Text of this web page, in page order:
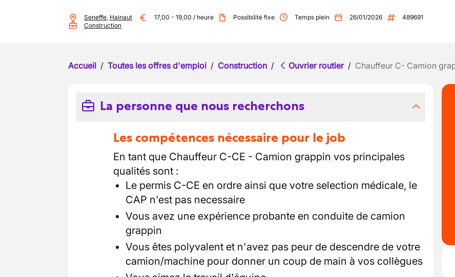
Seneffe, Hainaut 17,00 - 19,00 / heure Possibilité fixe Temps plein 26/01/2026
489691
Construction
Accueil / Toutes les offres d'emploi / Construction / Ouvrier routier / Chauffeur C- Camion
La personne que nous recherchons
Les compétences nécessaire pour le job
En tant que Chauffeur C-CE - Camion grappin vos principales
qualités sont :
Le permis C-CE en ordre ainsi que votre selection médicale, le
CAP n'est pas necessaire
Vous avez une expérience probante en conduite de camion
grappin
Vous êtes polyvalent et n'avez pas peur de descendre de votre
camion/machine pour donner un coup de main à vos collègues